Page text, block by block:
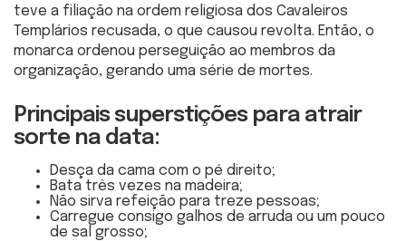
teve a filiação na ordem religiosa dos Cavaleiros
Templários recusada, o que causou revolta. Então, o
monarca ordenou perseguição ao membros da
organização, gerando uma série de mortes.
Principais superstições para atrair
sorte na data:
Desça da cama com o pé direito;
Bata três vezes na madeira;
Não sirva refeição para treze pessoas;
Carregue consigo galhos de arruda ou um pouco
de sal grosso;